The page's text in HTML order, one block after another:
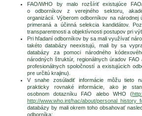
FAO/WHO by malo rozšíriť existujúce
o odborníkov z verejného sektoru,
organizácií. Výberom odborníkov na národnej
primeraná a účinná selekcia kandidátov.
transparentnosti a objektívnosti postupov pri
Pri hľadaní odborníkov by sa mali využívať
takéto databázy neexistujú, mali by sa
databázy za pomoci národného
národných štruktúr, regionálnych úradov FAO
profesionálnych spoločností a existujúcich
pre určitú krajinu).
V snahe zosúladiť informácie môžu tieto
prakticky rovnaké informácie, ako je
osobnom dotazníku FAO alebo WHO (
http://www.who.int/hac/about/
databázy by mali okrem toho obsahovať
odborníka: